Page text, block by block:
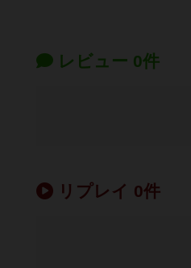
レビュー 0件
リプレイ 0件